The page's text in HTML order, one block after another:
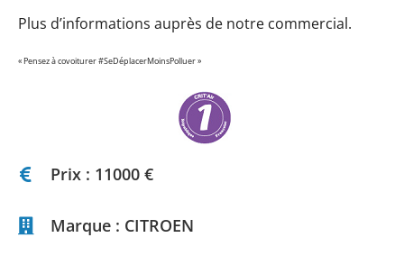
Plus d’informations auprès de notre commercial.
« Pensez à covoiturer #SeDéplacerMoinsPolluer »
Prix : 11000 €
Marque : CITROEN